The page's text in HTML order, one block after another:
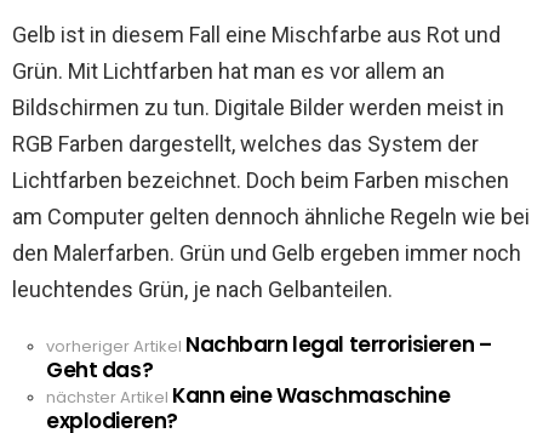
Gelb ist in diesem Fall eine Mischfarbe aus Rot und
Grün. Mit Lichtfarben hat man es vor allem an
Bildschirmen zu tun. Digitale Bilder werden meist in
RGB Farben dargestellt, welches das System der
Lichtfarben bezeichnet. Doch beim Farben mischen
am Computer gelten dennoch ähnliche Regeln wie bei
den Malerfarben. Grün und Gelb ergeben immer noch
leuchtendes Grün, je nach Gelbanteilen.
See
more
vorheriger Artikel Nachbarn legal terrorisieren –
Geht das?
nächster Artikel Kann eine Waschmaschine
explodieren?